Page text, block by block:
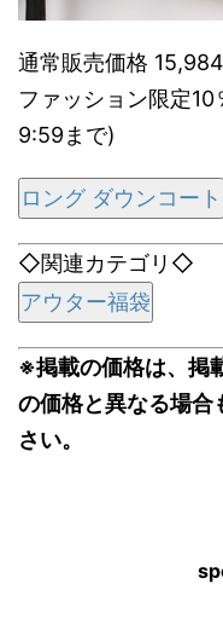
通常販売価格
ファッション限定10
9:59まで)
ロング ダウンコート
◇関連カテゴリ◇
アウター福袋
※掲載の価格は、掲
の価格と異なる場合
さい。